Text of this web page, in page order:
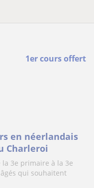
1er cours offert
en néerlandais
Charleroi
la 3e primaire à la 3e
qui souhaitent